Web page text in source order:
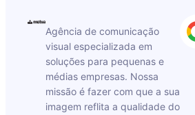
Agência de comunicação
visual especializada em
soluções para pequenas e
médias empresas. Nossa
missão é fazer com que a sua
imagem reflita a qualidade do